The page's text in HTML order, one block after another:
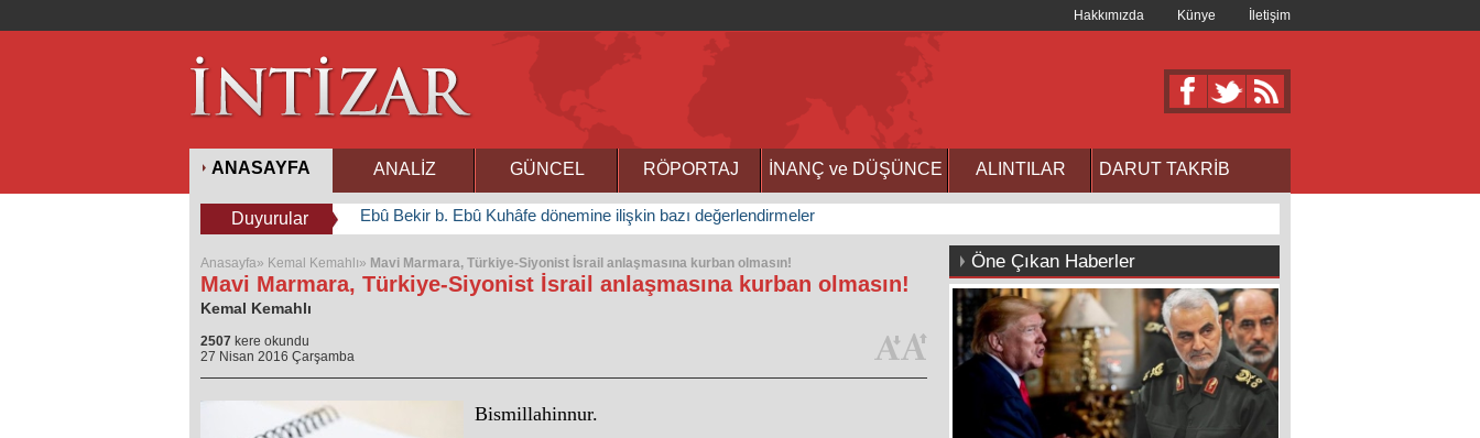
Hakkımızda Künye İletişim
ANASAYFA ANALİZ GÜNCEL RÖPORTAJ İNANÇ ve DÜŞÜNCE ALINTILAR DARUT TAKRİB
Duyurular Ebû Bekir b. Ebû Kuhâfe dönemine ilişkin bazı değerlendirmeler
Anasayfa» Kemal Kemahlı» Mavi Marmara, Türkiye-Siyonist İsrail anlaşmasına kurban olmasın!
Mavi Marmara, Türkiye-Siyonist İsrail anlaşmasına kurban olmasın!
Kemal Kemahlı
2507 kere okundu
27 Nisan 2016 Çarşamba
Bismillahinnur.
Öne Çıkan Haberler